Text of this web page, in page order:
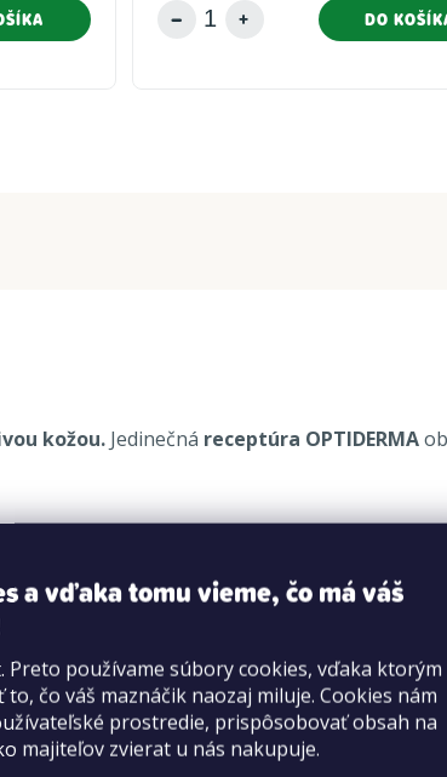
a vďaka tomu vieme, čo má váš
Preto používame súbory cookies, vďaka ktorým
čo váš maznáčik naozaj miluje. Cookies nám
prostredie, prispôsobovať obsah na
majiteľov zvierat u nás nakupuje.
DO
kožou. Jedinečná receptúra ​​OPTIDERMA
z lososa, kukurica, živočíšny tuk,